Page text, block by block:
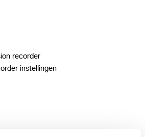
recorder
instellingen